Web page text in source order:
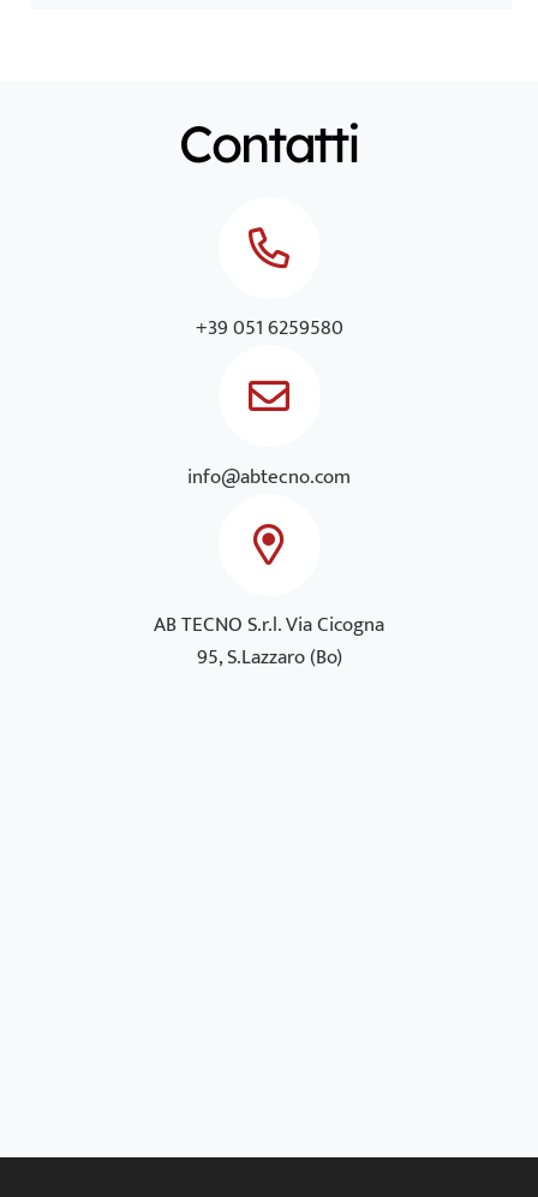
Contatti
+39 051 6259580
info@abtecno.com
AB TECNO S.r.l. Via Cicogna
95, S.Lazzaro (Bo)